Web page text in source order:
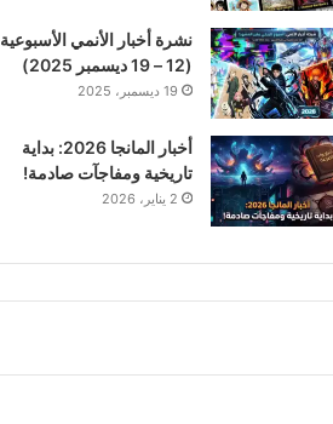
نشرة أخبار الأنمي الأسبوعية
(12 – 19 ديسمبر 2025)
19 ديسمبر، 2025
أخبار المانجا 2026: بداية
تاريخية ومفاجآت صادمة!
2 يناير، 2026